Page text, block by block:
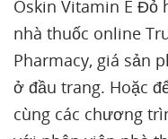
Oskin Vitamin E Đỏ
nhà thuốc online
Pharmacy, giá sản
ở đầu trang. Hoặc
cùng các chương